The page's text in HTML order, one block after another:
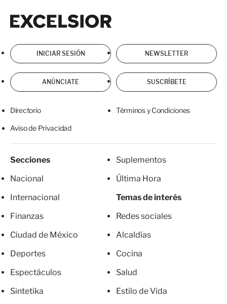
INICIAR SESIÓN NEWSLETTER
ANÚNCIATE SUSCRÍBETE
Directorio Términos y Condiciones
Aviso de Privacidad
Secciones
Nacional
Internacional
Finanzas
Ciudad de México
Deportes
Espectáculos
Sintetika
Suplementos
Última Hora
Temas de interés
Redes sociales
Alcaldías
Cocina
Salud
Estilo de Vida